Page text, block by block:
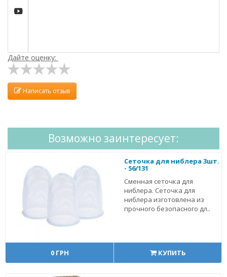

Дайте оценку:
Написать отзыв
Возможно заинтересует:
Сеточка для ниблера 3шт.
- 56/131
Сменная сеточка для
ниблера. Сеточка для
ниблера изготовлена из
прочного безопасного дл..
0 ГРН КУПИТЬ